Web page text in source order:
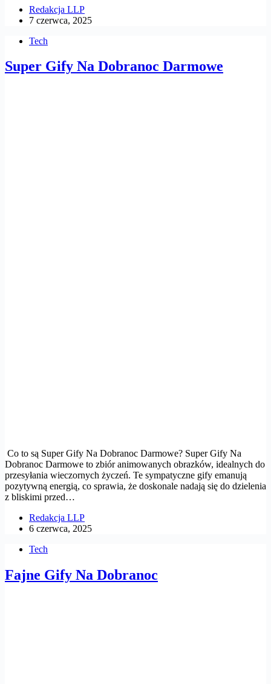
Redakcja LLP
7 czerwca, 2025
Tech
Super Gify Na Dobranoc Darmowe
Co to są Super Gify Na Dobranoc Darmowe? Super Gify Na
Dobranoc Darmowe to zbiór animowanych obrazków, idealnych do
przesyłania wieczornych życzeń. Te sympatyczne gify emanują
pozytywną energią, co sprawia, że doskonale nadają się do dzielenia
z bliskimi przed…
Redakcja LLP
6 czerwca, 2025
Tech
Fajne Gify Na Dobranoc